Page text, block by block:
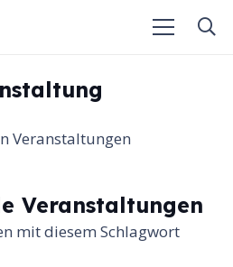
Veranstaltungen
Veranstaltungen
mit diesem Schlagwort